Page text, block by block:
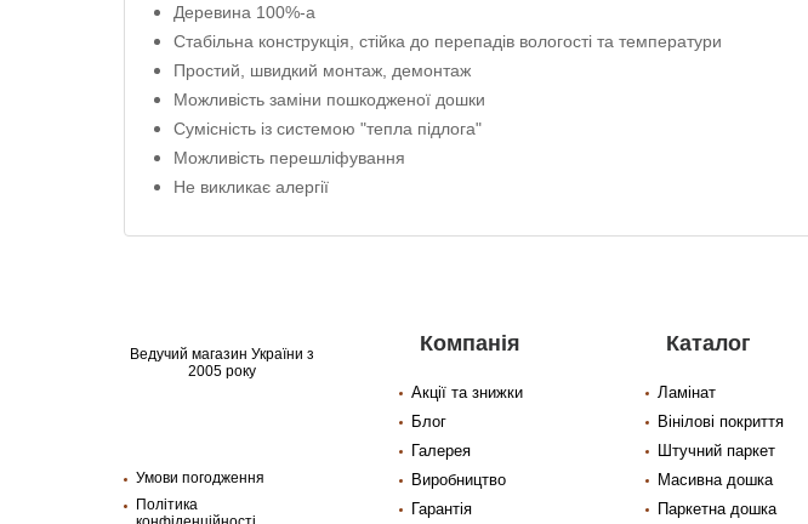
Деревина 100%-а
Стабільна конструкція, стійка до перепадів вологості та температури
Простий, швидкий монтаж, демонтаж
Можливість заміни пошкодженої дошки
Сумісність із системою "тепла підлога"
Можливість перешліфування
Не викликає алергії
Ведучий магазин України з
2005 року
Умови погодження
Політика
Компанія
Акції та знижки
Блог
Галерея
Виробництво
Гарантія
Каталог
Ламінат
Вінілові покриття
Штучний паркет
Масивна дошка
Паркетна дошка